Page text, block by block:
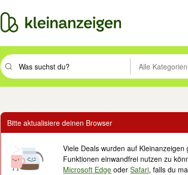
Suchbegriff eingeben. Eingabetaste drücken um zuAlle Kategorien
Bitte aktualisiere deinen Browser
Viele Deals wurden auf
Funktionen einwandfrei nutzen zu
Microsoft Edge oderSafari, falls du